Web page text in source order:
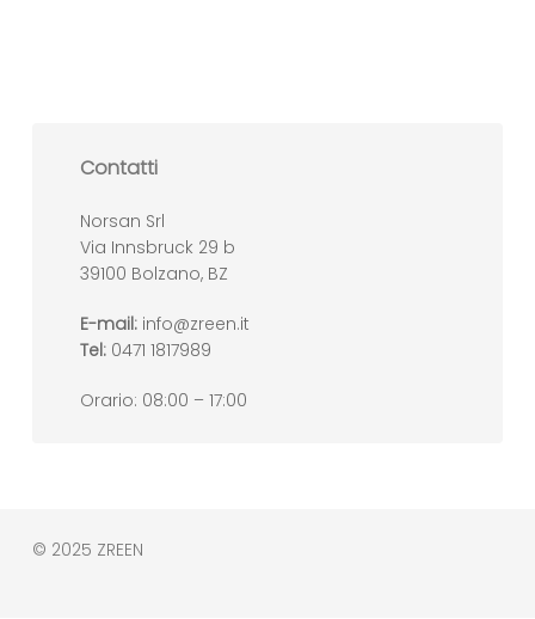
Contatti
Norsan Srl
Via Innsbruck 29 b
39100 Bolzano, BZ
E-mail: info@zreen.it
Tel: 0471 1817989
Orario: 08:00 – 17:00
© 2025 ZREEN